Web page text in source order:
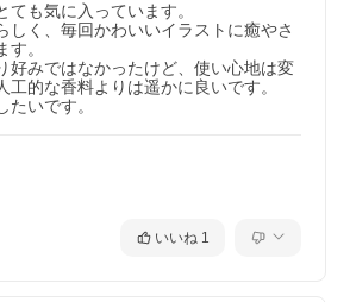
ても気に入っています。
しく、毎回かわいいイラストに癒やさ
。
好みではなかったけど、使い心地は変
工的な香料よりは遥かに良いです。
たいです。
いいね 1